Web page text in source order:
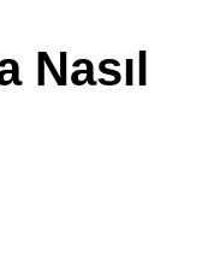
Nasıl